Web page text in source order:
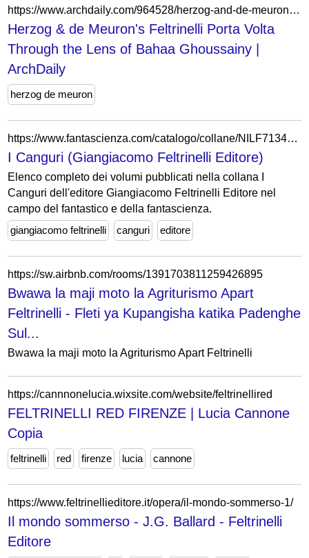
https://www.archdaily.com/964528/herzog-and-de-meurons-feltrinelli-porta-volta-through-the-lens-of-bahaa-ghoussainy
Herzog & de Meuron's Feltrinelli Porta Volta
Through the Lens of Bahaa Ghoussainy |
ArchDaily
herzog de meuron
https://www.fantascienza.com/catalogo/collane/NILF71340/i-canguri/
I Canguri (Giangiacomo Feltrinelli Editore)
Elenco completo dei volumi pubblicati nella collana I
Canguri dell'editore Giangiacomo Feltrinelli Editore nel
campo del fantastico e della fantascienza.
giangiacomo feltrinelli
canguri editore
https://sw.airbnb.com/rooms/1391703811259426895
Bwawa la maji moto la Agriturismo Apart
Feltrinelli - Fleti ya Kupangisha katika Padenghe
Sul...
Bwawa la maji moto la Agriturismo Apart Feltrinelli
https://cannnonelucia.wixsite.com/website/feltrinellired
FELTRINELLI RED FIRENZE | Lucia Cannone
Copia
feltrinelli red firenze lucia cannone
https://www.feltrinellieditore.it/opera/il-mondo-sommerso-1/
Il mondo sommerso - J.G. Ballard - Feltrinelli
Editore